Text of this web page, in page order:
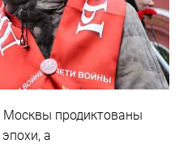
Москвы продиктованы
а